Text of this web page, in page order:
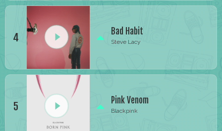
4 Bad Habit
Steve Lacy
5 Pink Venom
Blackpink